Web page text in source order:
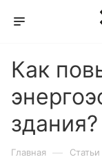
Как
здания?
Главная — Статьи